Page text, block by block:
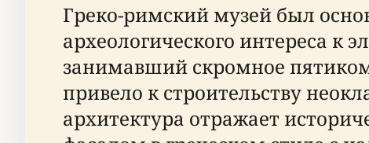
Греко-римский музей был
археологического интереса к
занимавший скромное
привело к строительству
архитектура отражает